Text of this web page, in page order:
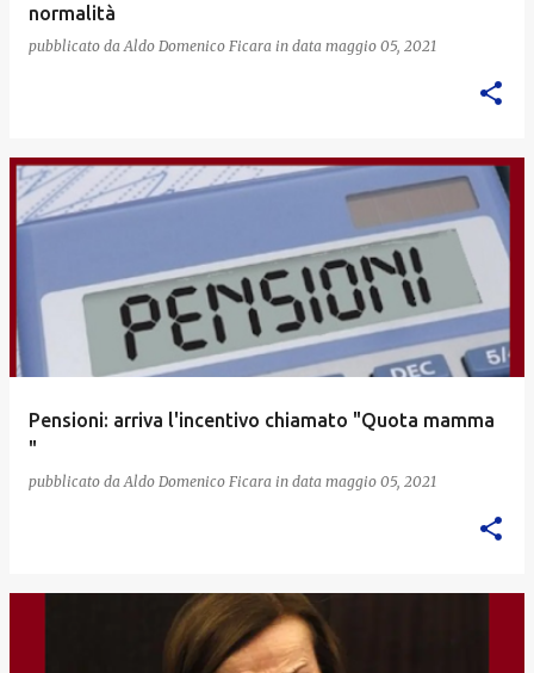
normalità
pubblicato da Aldo Domenico Ficara in data maggio 05, 2021
Pensioni: arriva l'incentivo chiamato "Quota mamma
"
pubblicato da Aldo Domenico Ficara in data maggio 05, 2021